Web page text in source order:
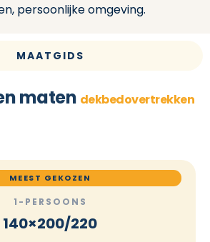
persoonlijke omgeving.
MAATGIDS
maten dekbedovertrekken
MEEST GEKOZEN
1-PERSOONS
140×200/220